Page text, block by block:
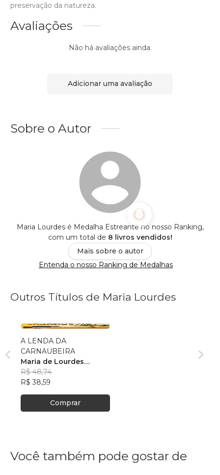
preservação da natureza.
Avaliações
Não há avaliações ainda.
Adicionar uma avaliação
Sobre o Autor
Maria Lourdes é Medalha Estreante no nosso Ranking,
com um total de 8 livros vendidos!
Mais sobre o autor
Entenda o nosso Ranking de Medalhas
Outros Títulos de Maria Lourdes
A LENDA DA
CARNAUBEIRA
Maria de Lourdes
Rebouças de Oliveira
R$ 48,74
R$ 38,59
Comprar
Você também pode gostar de